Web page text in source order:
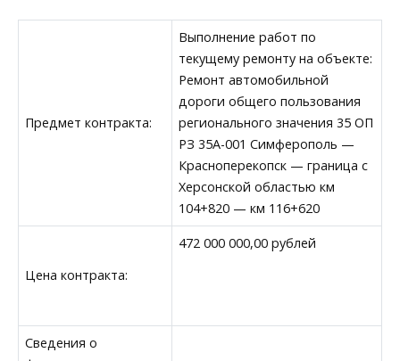
Предмет контракта:
Выполнение работ по
текущему ремонту на объекте:
Ремонт автомобильной
дороги общего пользования
регионального значения 35 ОП
РЗ 35А-001 Симферополь —
Красноперекопск — граница с
Херсонской областью км
104+820 — км 116+620
Цена контракта:
472 000 000,00 рублей
Сведения о